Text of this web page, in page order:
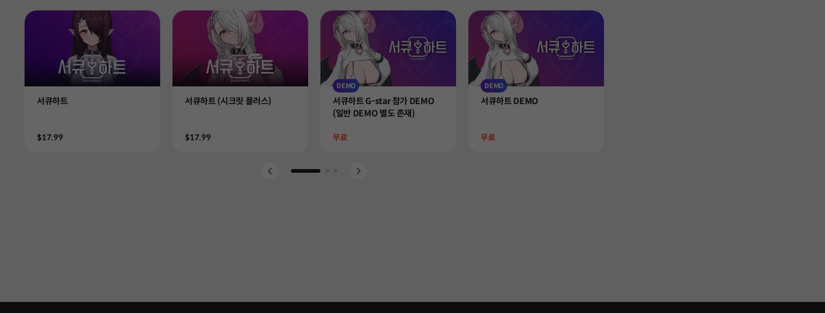
Product
서큐하트
Price
$17.99
Product
서큐하트 (시크릿 플러스)
Price
$17.99
DEMO
Product
서큐하트 G-star 참가 DEMO
(일반 DEMO 별도 존재)
Price
무료
DEMO
Product
서큐하트 DEMO
Price
무료
Go to slide 1Go to slide 2
Go to slide 3